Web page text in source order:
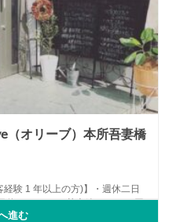
（オリーブ）本所吾妻橋
験 1 年以上の方)】・週休二日
8日休み) 基本給 240,000 円
進む